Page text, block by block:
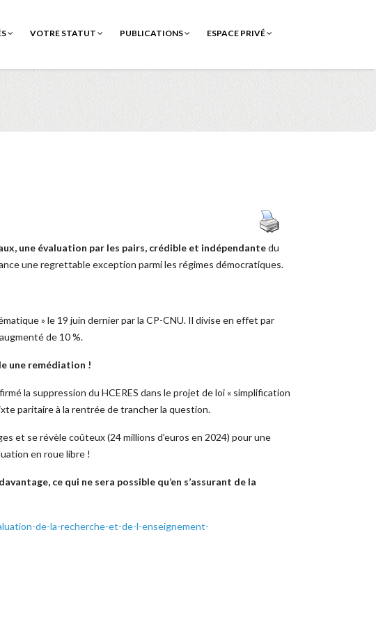
VOTRE STATUT PUBLICATIONS ESPACE PRIVÉ
une évaluation par les pairs, crédible et indépendantedu
une regrettable exception parmi les régimes démocratiques.
» le 19 juin dernier par la CP-CNU. Il divise en effet par
de 10 %.
une remédiation !
la suppression du HCERES dans le projet de loi « simplification
paritaire à la rentrée de trancher la question.
et se révèle coûteux (24 millions d’euros en 2024) pour une
en roue libre !
ce qui ne sera possible qu’en s’assurant de la
de-la-recherche-et-de-l-enseignement-